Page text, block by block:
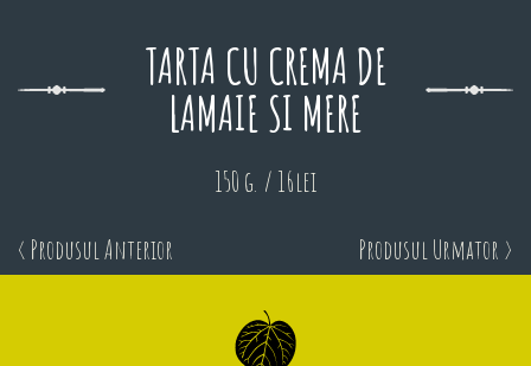
TARTA CU CREMA DE
LAMAIE SI MERE
150 g. / 16lei
< Produsul Anterior Produsul Urmator >